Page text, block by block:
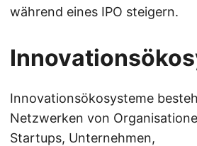
während eines IPO steigern.
Innovationsökosysteme
Netzwerken von
Startups, Unternehmen,